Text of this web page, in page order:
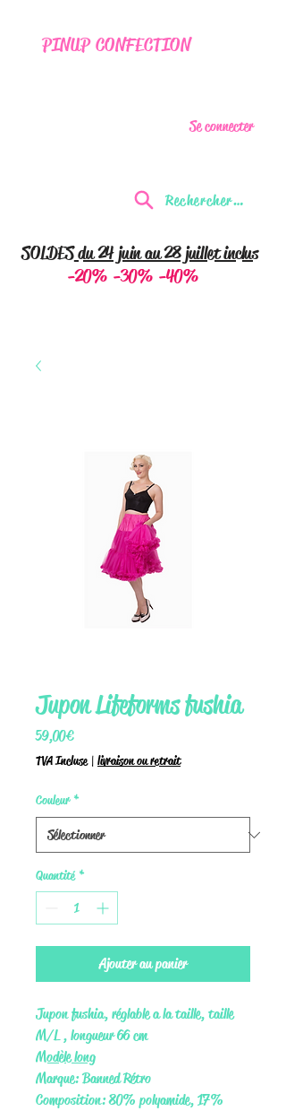
PINUP CONFECTION
Se connecter
Rechercher...
SOLDESdu 24 juin au 28 juillet inclus
-20% -30% -40%
Jupon Lifeforms fushia
59,00 €Prix
TVA Incluse| livraison ou retrait
Couleur *
Quantité *
Ajouter au panier
Jupon fushia, réglable a la taille, taille
M/L , longueur 66 cm
Modèle long
Marque: Banned Rétro
Composition: 80% polyamide, 17%